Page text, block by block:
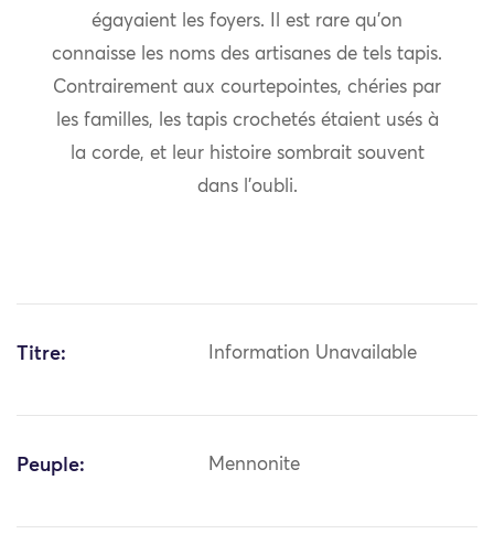
égayaient les foyers. Il est rare qu’on
connaisse les noms des artisanes de tels tapis.
Contrairement aux courtepointes, chéries par
les familles, les tapis crochetés étaient usés à
la corde, et leur histoire sombrait souvent
dans l’oubli.
Titre: Information Unavailable
Peuple: Mennonite